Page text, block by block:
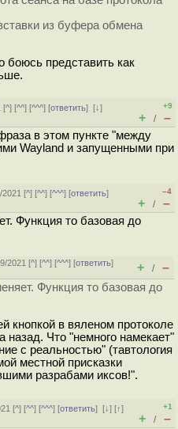
из буфера обмена
боюсь представить как
[^] [^^] [^^^] [ответить][↓]
+9
+ / –
в этом пункте "между
Wayland и запущенными при
2021 [^] [^^] [^^^] [ответить]
–4
+ / –
Функция то базовая до
2021 [^] [^^] [^^^] [ответить]
+ / –
Функция то базовая до
кнопкой в вяленом протоколе
назад. Что "немного намекает"
с реальностью" (тавтология
местной присказки
разрабами иксов!".
[^] [^^] [^^^] [ответить][↓] [↑]
+1
+ / –